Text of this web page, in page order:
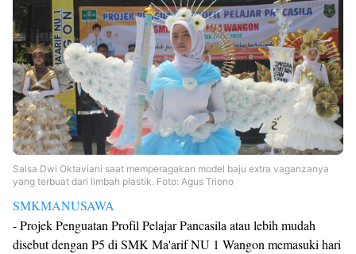
By
Raushan
Design
With
Shroff
Templates
Salsa Dwi Oktaviani saat memperagakan model baju extra vaganzanya
yang terbuat dari limbah plastik. Foto: Agus Triono
SMKMANUSAWA
- Projek Penguatan Profil Pelajar Pancasila atau lebih mudah
disebut dengan P5 di SMK Ma'arif NU 1 Wangon memasuki hari